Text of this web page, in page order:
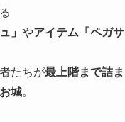
」 やアイテム「ペガサ
たちが最上階まで詰
城。